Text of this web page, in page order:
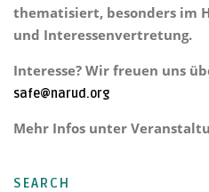
thematisiert, besonders im
und Interessenvertretung.
Interesse? Wir freuen uns
safe@narud.org
Mehr Infos unter
SEARCH